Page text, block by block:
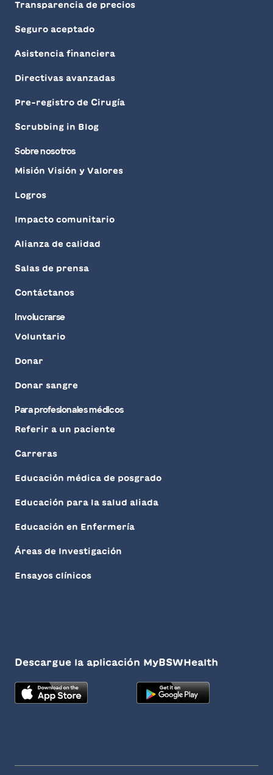
Transparencia de precios
Seguro aceptado
Asistencia financiera
Directivas avanzadas
Pre-registro de Cirugía
Scrubbing in Blog
Sobre nosotros
Misión Visión y Valores
Logros
Impacto comunitario
Alianza de calidad
Salas de prensa
Contáctanos
Involucrarse
Voluntario
Donar
Donar sangre
Para profesionales médicos
Referir a un paciente
Carreras
Educación médica de posgrado
Educación para la salud aliada
Educación en Enfermería
Áreas de Investigación
Ensayos clínicos
Descargue la aplicación MyBSWHealth